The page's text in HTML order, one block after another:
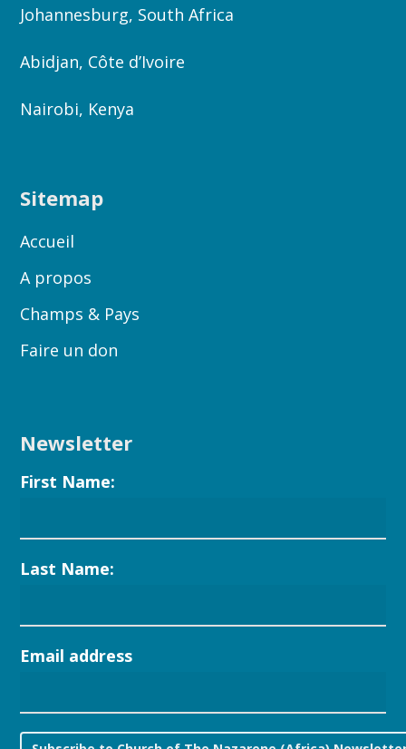
Johannesburg, South Africa
Abidjan, Côte d’Ivoire
Nairobi, Kenya
Sitemap
Accueil
A propos
Champs & Pays
Faire un don
Newsletter
First Name:
Last Name:
Email address